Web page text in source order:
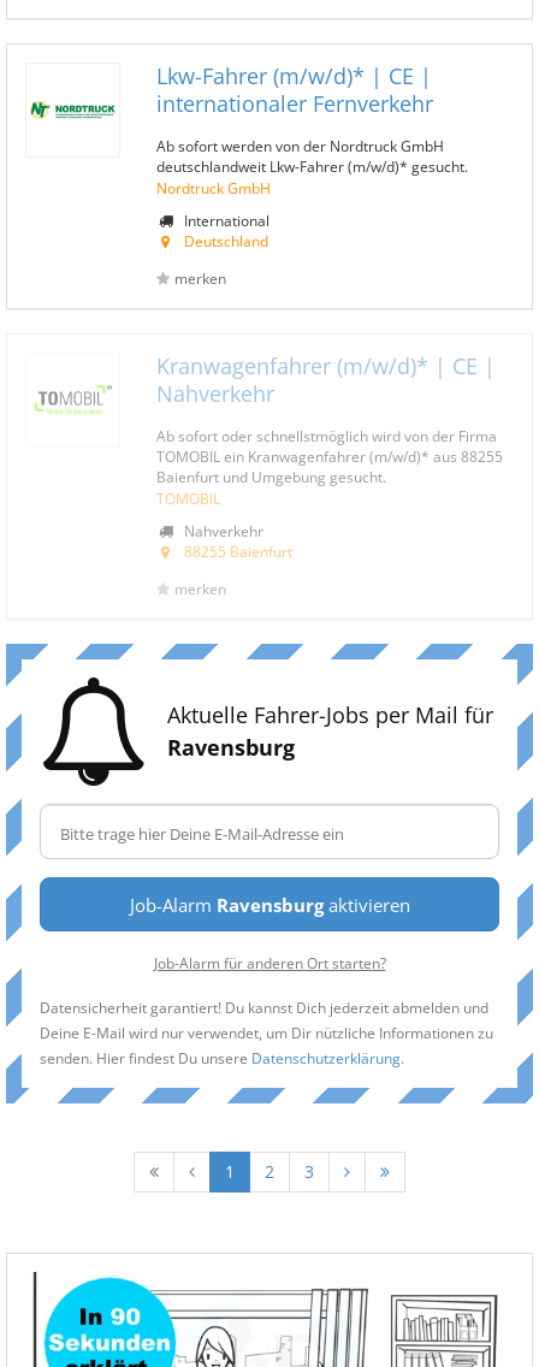
Lkw-Fahrer (m/w/d)* | CE |
internationaler Fernverkehr
Ab sofort werden von der Nordtruck GmbH
deutschlandweit Lkw-Fahrer (m/w/d)* gesucht.
Nordtruck GmbH
International
Deutschland
merken
Kranwagenfahrer (m/w/d)* | CE |
Nahverkehr
Ab sofort oder schnellstmöglich wird von der Firma
TOMOBIL ein Kranwagenfahrer (m/w/d)* aus 88255
Baienfurt und Umgebung gesucht.
TOMOBIL
Nahverkehr
88255 Baienfurt
merken
Aktuelle Fahrer-Jobs per Mail für
Ravensburg
Job-Alarm Ravensburgaktivieren
Job-Alarm für anderen Ort starten?
Datensicherheit garantiert! Du kannst Dich jederzeit abmelden und
Deine E-Mail wird nur verwendet, um Dir nützliche Informationen zu
senden. Hier findest Du unsere Datenschutzerklärung.
1 2 3